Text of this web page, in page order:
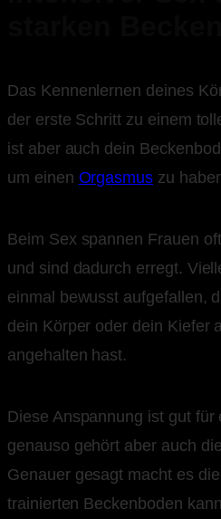
Das Kennenlernen deines
der erste Schritt zu einem
ist aber auch dein
um einen Orgasmus zu
Beim Sex spannen Frauen
und sind dadurch erregt.
einmal bewusst aufgefallen,
dein Körper oder dein Kiefer
angehalten hast.
Diese Anspannung ist gut für
genauso gehört aber auch
Genauer gesagt macht es
trainierten Beckenboden